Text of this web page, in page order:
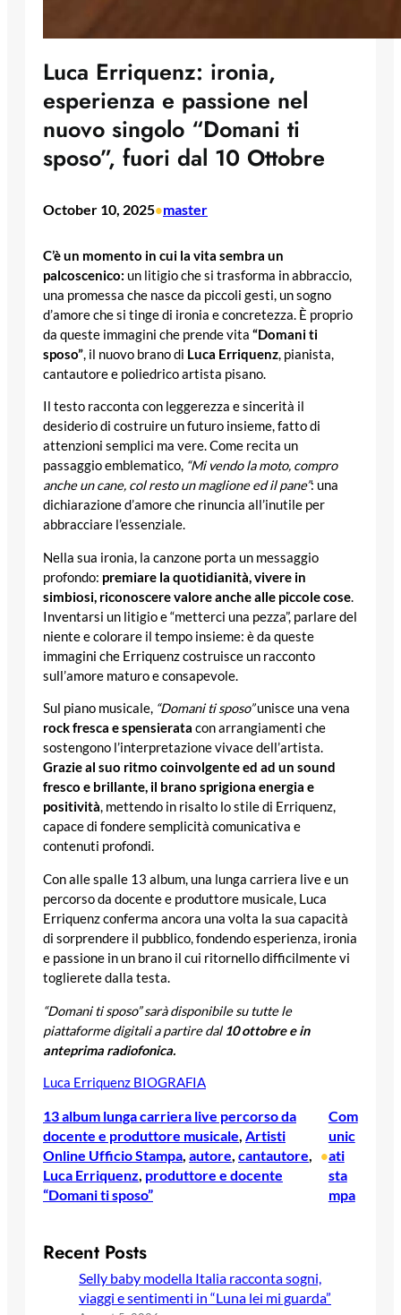
Luca Erriquenz: ironia,
esperienza e passione nel
nuovo singolo “Domani ti
sposo”, fuori dal 10 Ottobre
October 10, 2025•master
C’è un momento in cui la vita sembra un
palcoscenico: un litigio che si trasforma in abbraccio,
una promessa che nasce da piccoli gesti, un sogno
d’amore che si tinge di ironia e concretezza. È proprio
da queste immagini che prende vita “Domani ti
sposo”, il nuovo brano di Luca Erriquenz, pianista,
cantautore e poliedrico artista pisano.
Il testo racconta con leggerezza e sincerità il
desiderio di costruire un futuro insieme, fatto di
attenzioni semplici ma vere. Come recita un
passaggio emblematico, “Mi vendo la moto, compro
anche un cane, col resto un maglione ed il pane”: una
dichiarazione d’amore che rinuncia all’inutile per
abbracciare l’essenziale.
Nella sua ironia, la canzone porta un messaggio
profondo: premiare la quotidianità, vivere in
simbiosi, riconoscere valore anche alle piccole cose.
Inventarsi un litigio e “metterci una pezza”, parlare del
niente e colorare il tempo insieme: è da queste
immagini che Erriquenz costruisce un racconto
sull’amore maturo e consapevole.
Sul piano musicale, “Domani ti sposo”unisce una vena
rock fresca e spensierata con arrangiamenti che
sostengono l’interpretazione vivace dell’artista.
Grazie al suo ritmo coinvolgente ed ad un sound
fresco e brillante, il brano sprigiona energia e
positività, mettendo in risalto lo stile di Erriquenz,
capace di fondere semplicità comunicativa e
contenuti profondi.
Con alle spalle 13 album, una lunga carriera live e un
percorso da docente e produttore musicale, Luca
Erriquenz conferma ancora una volta la sua capacità
di sorprendere il pubblico, fondendo esperienza, ironia
e passione in un brano il cui ritornello difficilmente vi
toglierete dalla testa.
“Domani ti sposo” sarà disponibile su tutte le
piattaforme digitali a partire dal 10 ottobre e in
anteprima radiofonica.
Luca Erriquenz BIOGRAFIA
13 album lunga carriera live percorso da
docente e produttore musicale Artisti
Online Ufficio Stampa autore cantautore
Luca Erriquenz produttore e docente
“Domani ti sposo”
•
Com
unic
ati
sta
mpa
Recent Posts
Selly baby modella Italia racconta sogni,
viaggi e sentimenti in “Luna lei mi guarda”